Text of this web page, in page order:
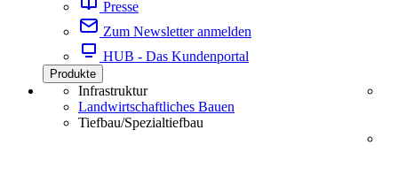
Presse
Zum Newsletter anmelden
HUB - Das Kundenportal
Produkte
Infrastruktur
Landwirtschaftliches Bauen
Tiefbau/Spezialtiefbau